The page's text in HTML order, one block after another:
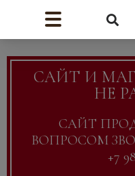
САЙТ И
НЕ
САЙТ
ВОПРОСОМ
+7